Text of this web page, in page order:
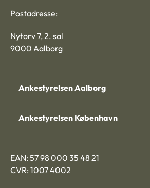
Postadresse:
Nytorv 7, 2. sal
9000 Aalborg
Ankestyrelsen Aalborg
Ankestyrelsen København
EAN: 57 98 000 35 48 21
CVR: 1007 4002